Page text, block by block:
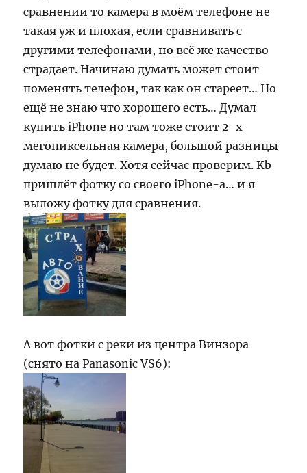
сравнении то камера в моём телефоне не
такая уж и плохая, если сравнивать с
другими телефонами, но всё же качество
страдает. Начинаю думать может стоит
поменять телефон, так как он стареет… Но
ещё не знаю что хорошего есть… Думал
купить iPhone но там тоже стоит 2-х
мегопиксельная камера, большой разницы
думаю не будет. Хотя сейчас проверим. Kb
пришлёт фотку со своего iPhone-а… и я
выложу фотку для сравнения.
А вот фотки с реки из центра Винзора
(снято на Panasonic VS6):